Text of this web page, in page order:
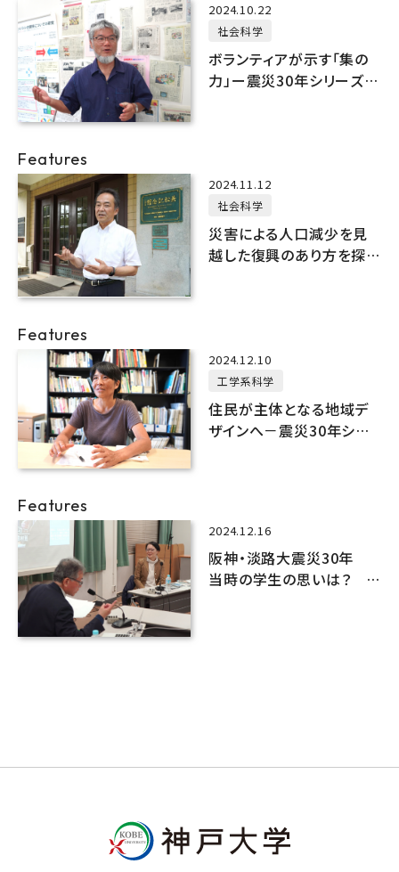
2024.10.22
社会科学
ボランティアが示す「集の
力」ー震災30年シリーズ
Features
2024.11.12
社会科学
災害による人口減少を見
越した復興のあり方を探る
Features
2024.12.10
工学系科学
住民が主体となる地域デ
ザインへ－震災30年シリ
Features
2024.12.16
阪神・淡路大震災30年
当時の学生の思いは？